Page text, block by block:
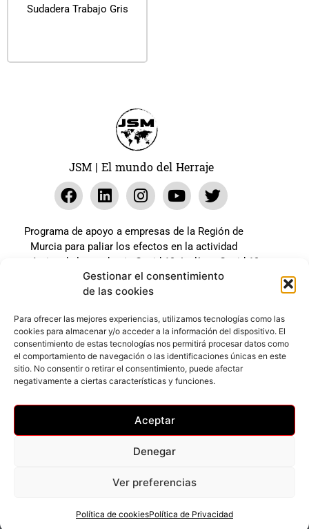
Gestionar el consentimiento
de las cookies
Para ofrecer las mejores experiencias, utilizamos tecnologías como las
cookies para almacenar y/o acceder a la información del dispositivo. El
consentimiento de estas tecnologías nos permitirá procesar datos como
el comportamiento de navegación o las identificaciones únicas en este
sitio. No consentir o retirar el consentimiento, puede afectar
negativamente a ciertas características y funciones.
Aceptar
Denegar
Ver preferencias
Política de cookiesPolítica de Privacidad
Sudadera Trabajo Gris
JSM | El mundo del Herraje
Programa de apoyo a empresas de la Región de
Murcia para paliar los efectos en la actividad
económica de la pandemia Covid-19. La línea Covid-19
coste cero cofinanciada por la unión europea.
Expediente: 2020.07.COSI.0483
Web desarrollada gracias al Programa Kit Digital
Cofinanciado por los Fondos Next Generation (EU) del
–Accesibilidad–Cookies
© Todos los derechos reservados